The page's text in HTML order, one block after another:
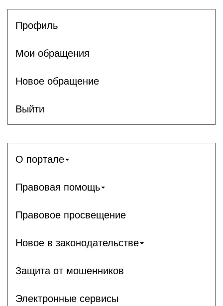
Профиль
Мои обращения
Новое обращение
Выйти
О портале
Правовая помощь
Правовое просвещение
Новое в законодательстве
Защита от мошенников
Электронные сервисы